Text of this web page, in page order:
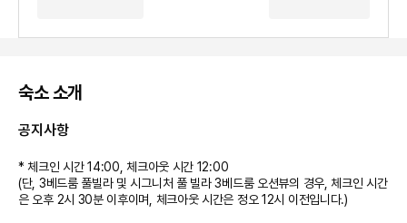
숙소 소개
공지사항
* 체크인 시간 14:00, 체크아웃 시간 12:00
(단, 3베드룸 풀빌라 및 시그니처 풀 빌라 3베드룸 오션뷰의 경우, 체크인 시간
은 오후 2시 30분 이후이며, 체크아웃 시간은 정오 12시 이전입니다.)